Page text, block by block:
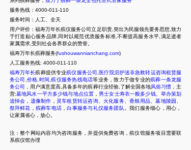
服务热线：4000-011-110
服务时间：人工、全天
用户评价：福寿万年长殡仪服务公司立足职责,突出为民服领先要务思想,致力
于打造贴心服务品牌,同时以规范优质服务标准,不断提高服务水平,满足逝者
家属需求,受到社会各界群众的赞誉。
福寿万年长殡葬服务(fushouwannianchang.com)
人工服务热线: 4000-011-110
福寿万年长殡葬提供专业殡仪服务公司 医疗院后护送非急救转运咨询租赁服
务公司 价格 时间 殡仪服务热线电话等业务，致力于做专业的殡葬一条龙服
务公司
，用户满意度高,具备多年的殡葬行业经验,了解全国各地风俗习惯 ，主
营:墓地风水一平方多少钱与地点位置 ， 男士女士寿衣一般多少钱、 举办策划
追悼会 ， 遗像制作 ， 灵车租赁转运咨询、 火化服务、香烛用品 、墓地陵园
祭拜鲜花 ， 殡葬车电话 ，白事服务与礼仪服务团队
。我们服务细心，用心，
让家属省心，放心。
注：整个网站内容均为咨询服务，并提供免费咨询，殡仪馆服务项目需要联
系殡仪馆办理